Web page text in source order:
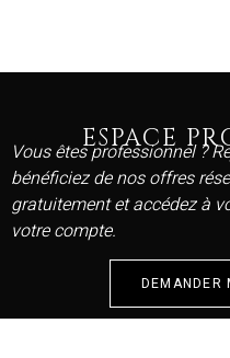
ESPACE
Vous êtes professionnel ?
bénéficiez de nos offres
gratuitement et accédez à
votre compte.
DEMANDER